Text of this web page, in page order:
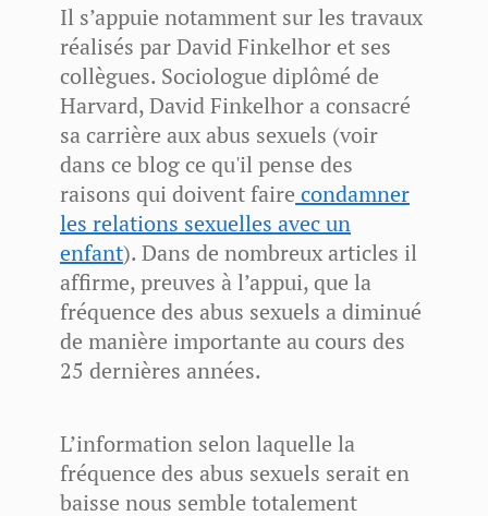
Il s’appuie notamment sur les travaux
réalisés par David Finkelhor et ses
collègues. Sociologue diplômé de
Harvard, David Finkelhor a consacré
sa carrière aux abus sexuels (voir
dans ce blog ce qu'il pense des
raisons qui doivent faire condamner
les relations sexuelles avec un
enfant). Dans de nombreux articles il
affirme, preuves à l’appui, que la
fréquence des abus sexuels a diminué
de manière importante au cours des
25 dernières années.
L’information selon laquelle la
fréquence des abus sexuels serait en
baisse nous semble totalement